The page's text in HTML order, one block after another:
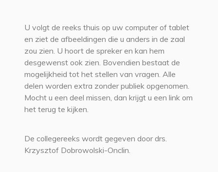
U volgt de reeks thuis op uw computer of tablet
en ziet de afbeeldingen die u anders in de zaal
zou zien. U hoort de spreker en kan hem
desgewenst ook zien. Bovendien bestaat de
mogelijkheid tot het stellen van vragen. Alle
delen worden extra zonder publiek opgenomen.
Mocht u een deel missen, dan krijgt u een link om
het terug te kijken.
De collegereeks wordt gegeven door drs.
Krzysztof Dobrowolski-Onclin.